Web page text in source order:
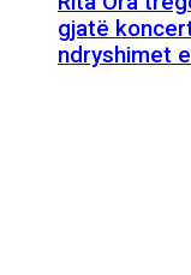
gjatë
ndryshimet